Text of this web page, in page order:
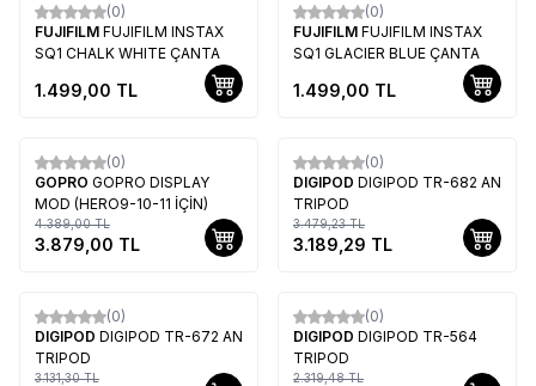
Yeni
(0)
FUJIFILM FUJIFILM INSTAX
SQ1 CHALK WHITE ÇANTA
1.499,00 TL
Yeni
(0)
FUJIFILM FUJIFILM INSTAX
SQ1 GLACIER BLUE ÇANTA
1.499,00 TL
Yeni
%12
(0)
GOPRO GOPRO DISPLAY
MOD (HERO9-10-11 İÇİN)
4.389,00TL
3.879,00 TL
%8
(0)
DIGIPOD DIGIPOD TR-682 AN
TRIPOD
3.479,23TL
3.189,29 TL
%7
(0)
DIGIPOD DIGIPOD TR-672 AN
TRIPOD
3.131,30TL
%8
(0)
DIGIPOD DIGIPOD TR-564
TRIPOD
2.319,48TL